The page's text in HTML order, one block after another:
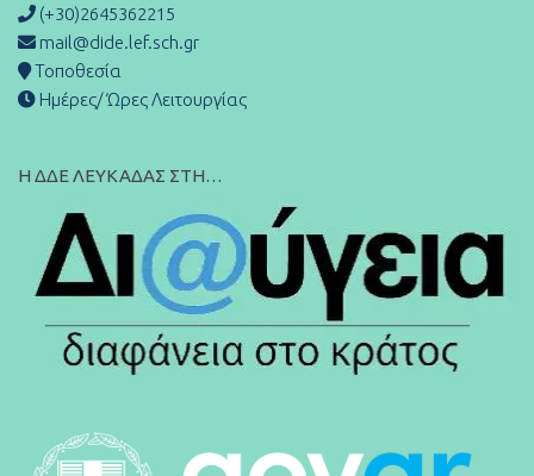
(+30)2645362215
mail@dide.lef.sch.gr
Τοποθεσία
Ημέρες/ Ώρες Λειτουργίας
Η ΔΔΕ ΛΕΥΚΑΔΑΣ ΣΤΗ…